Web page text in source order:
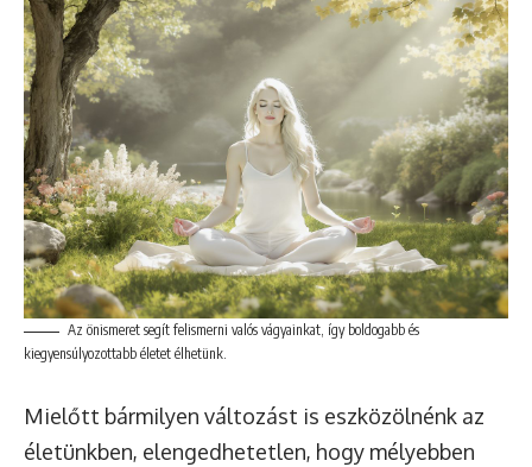
Az önismeret segít felismerni valós vágyainkat, így boldogabb és
kiegyensúlyozottabb életet élhetünk.
Mielőtt bármilyen változást is eszközölnénk az
életünkben, elengedhetetlen, hogy mélyebben